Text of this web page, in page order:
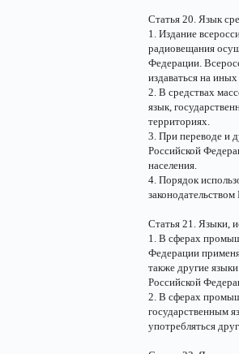
Статья 20. Язык
1. Издание
радиовещания
Федерации.
издаваться на
2. В средствах
язык,
территориях.
3. При переводе и
Российской
населения.
4. Порядок
Статья 21. Языки,
1. В сферах
Федерации
также другие
Российской
2. В сферах
государственным
употребляться